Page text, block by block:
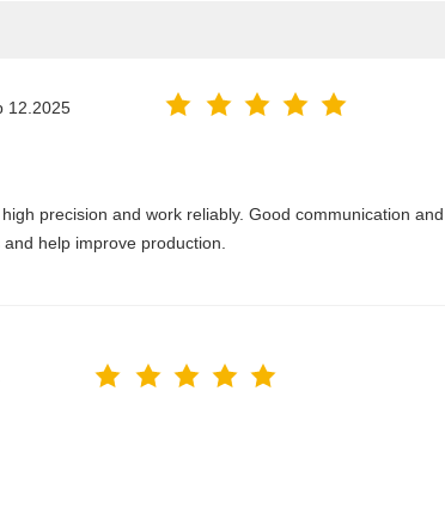
12.2025
precision and work reliably. Good communication and
help improve production.